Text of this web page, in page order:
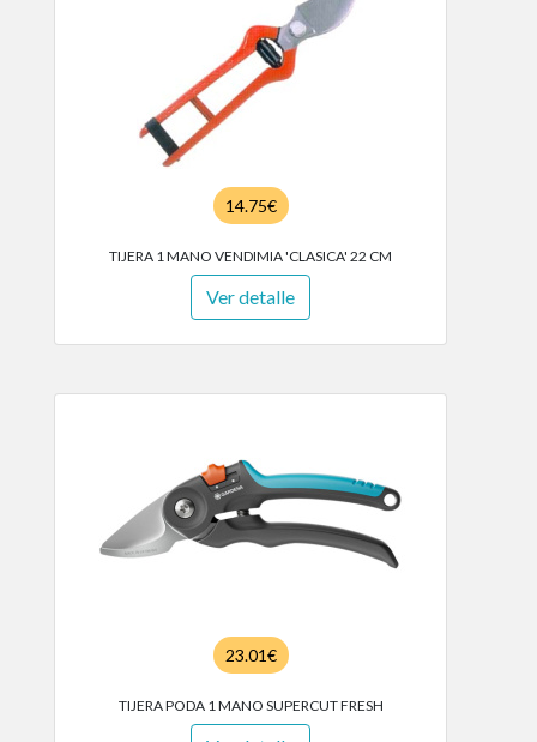
14.75€
TIJERA 1 MANO VENDIMIA 'CLASICA' 22 CM
Ver detalle
23.01€
TIJERA PODA 1 MANO SUPERCUT FRESH